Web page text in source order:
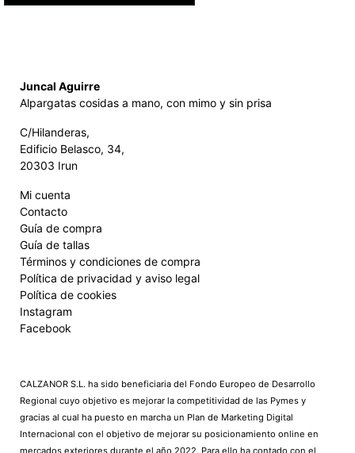
Juncal Aguirre
Alpargatas cosidas a mano, con mimo y sin prisa
C/Hilanderas,
Edificio Belasco, 34,
20303 Irun
Mi cuenta
Contacto
Guía de compra
Guía de tallas
Términos y condiciones de compra
Política de privacidad y aviso legal
Política de cookies
Instagram
Facebook
CALZANOR S.L. ha sido beneficiaria del Fondo Europeo de Desarrollo
Regional cuyo objetivo es mejorar la competitividad de las Pymes y
gracias al cual ha puesto en marcha un Plan de Marketing Digital
Internacional con el objetivo de mejorar su posicionamiento online en
mercados exteriores durante el año 2022. Para ello ha contado con el